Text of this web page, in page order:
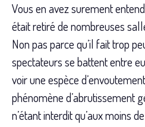
Vous en avez surement
était retiré de nombreuses
Non pas parce qu’il fait trop
spectateurs se battent entre
voir une espèce
phénomène d’abrutissement
n’étant interdit qu’aux moins